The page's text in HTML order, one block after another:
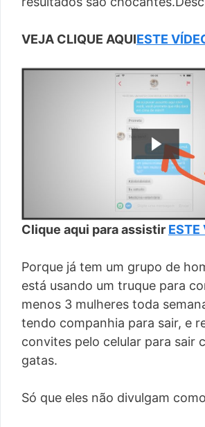
VEJA CLIQUE AQUIESTE
Clique aqui para assistir ESTE
Porque já tem um grupo de
está usando um truque para
menos 3 mulheres toda
tendo companhia para sair, e
convites pelo celular para sair
gatas.
Só que eles não divulgam